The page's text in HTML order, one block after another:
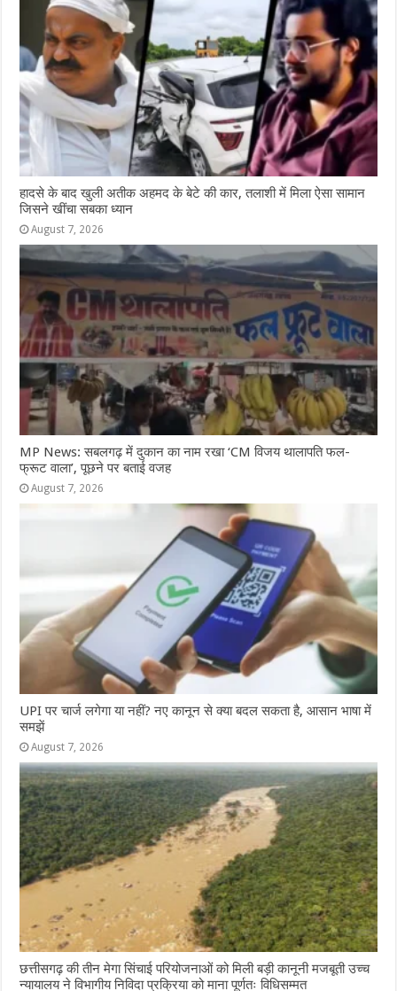
हादसे के बाद खुली अतीक अहमद के बेटे की कार, तलाशी में मिला ऐसा सामान
जिसने खींचा सबका ध्यान
August 7, 2026
MP News: सबलगढ़ में दुकान का नाम रखा ‘CM विजय थालापति फल-
फ्रूट वाला’, पूछने पर बताई वजह
August 7, 2026
UPI पर चार्ज लगेगा या नहीं? नए कानून से क्या बदल सकता है, आसान भाषा में
समझें
August 7, 2026
छत्तीसगढ़ की तीन मेगा सिंचाई परियोजनाओं को मिली बड़ी कानूनी मजबूती उच्च
न्यायालय ने विभागीय निविदा प्रक्रिया को माना पूर्णतः विधिसम्मत